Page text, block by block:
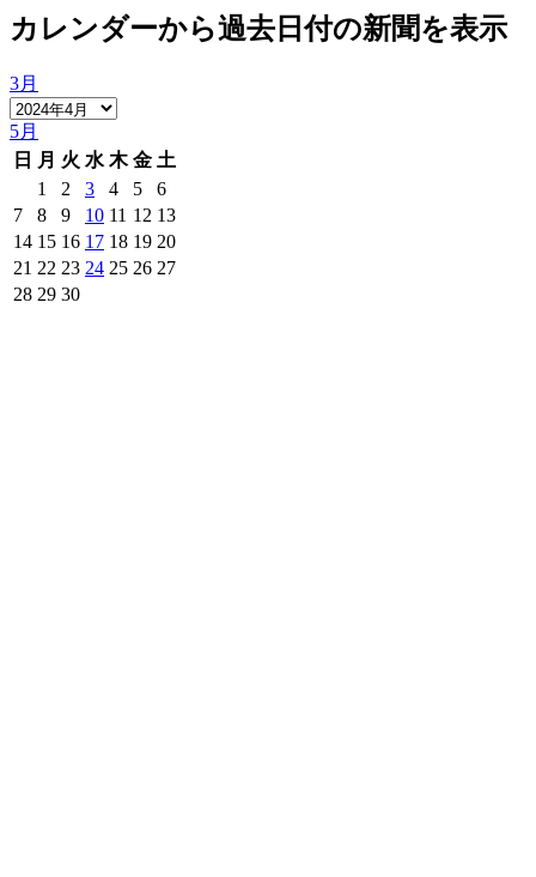
カレンダーから過去日付の新聞を表示
3月
5月
日
月 火 水 木 金 土
1
2 3 4 5
6
7
8 9 10 11 12 13
14 15 16 17 18 19 20
21 22 23 24 25 26 27
28 29 30